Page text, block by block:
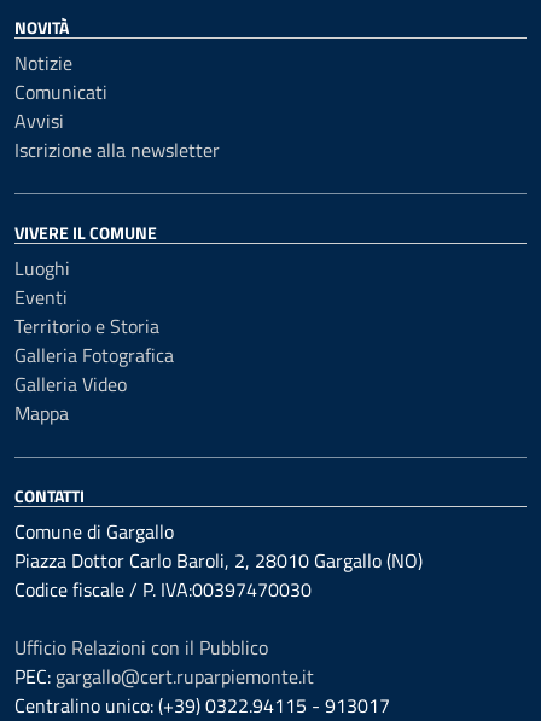
NOVITÀ
Notizie
Comunicati
Avvisi
Iscrizione alla newsletter
VIVERE IL COMUNE
Luoghi
Eventi
Territorio e Storia
Galleria Fotografica
Galleria Video
Mappa
CONTATTI
Comune di Gargallo
Piazza Dottor Carlo Baroli, 2, 28010 Gargallo (NO)
Codice fiscale / P. IVA:00397470030
Ufficio Relazioni con il Pubblico
PEC: gargallo@cert.ruparpiemonte.it
Centralino unico: (+39) 0322.94115 - 913017